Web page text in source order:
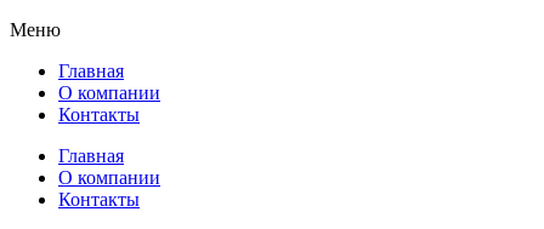
Меню
Главная
О компании
Контакты
Главная
О компании
Контакты